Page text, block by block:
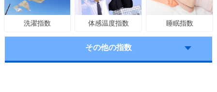
洗濯指数 体感温度指数 睡眠指数
その他の指数